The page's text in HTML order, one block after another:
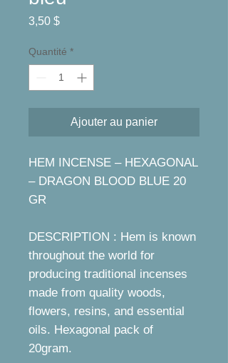
3,50 $Prix
Quantité *
Ajouter au panier
HEM INCENSE – HEXAGONAL
– DRAGON BLOOD BLUE 20
GR
DESCRIPTION : Hem is known
throughout the world for
producing traditional incenses
made from quality woods,
flowers, resins, and essential
oils. Hexagonal pack of
20gram.